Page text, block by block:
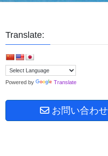
Translate:
Powered by Translate
お問い合わせ